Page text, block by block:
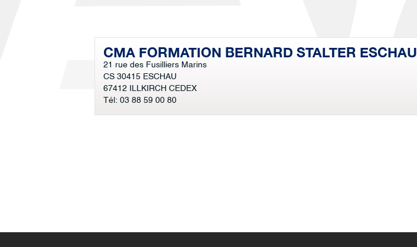
CMA FORMATION BERNARD STALTER ESCHAU
21 rue des Fusilliers Marins
CS 30415 ESCHAU
67412 ILLKIRCH CEDEX
Tél: 03 88 59 00 80